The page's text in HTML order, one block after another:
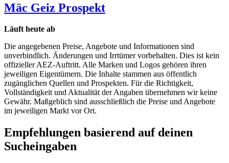
Mäc Geiz Prospekt
Läuft heute ab
Die angegebenen Preise, Angebote und Informationen sind
unverbindlich. Änderungen und Irrtümer vorbehalten. Dies ist kein
offizieller AEZ-Auftritt. Alle Marken und Logos gehören ihren
jeweiligen Eigentümern. Die Inhalte stammen aus öffentlich
zugänglichen Quellen und Prospekten. Für die Richtigkeit,
Vollständigkeit und Aktualität der Angaben übernehmen wir keine
Gewähr. Maßgeblich sind ausschließlich die Preise und Angebote
im jeweiligen Markt vor Ort.
Empfehlungen basierend auf deinen
Sucheingaben